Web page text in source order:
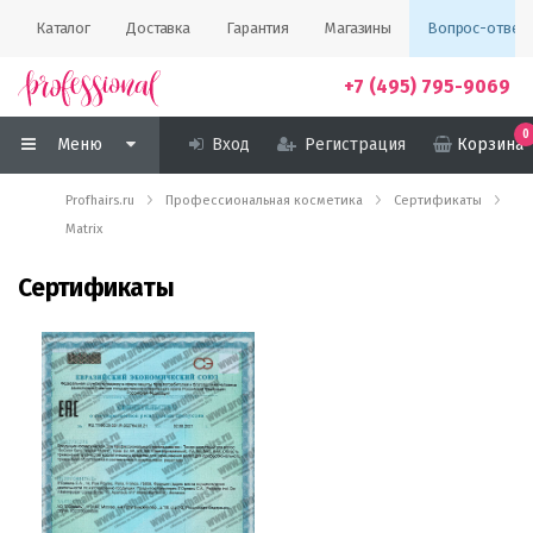
Каталог Доставка Гарантия Магазины Вопрос-ответ
+7 (495) 795-9069
Меню Вход Регистрация Корзина
0
Profhairs.ru Профессиональная косметика
Сертификаты
Matrix
Сертификаты